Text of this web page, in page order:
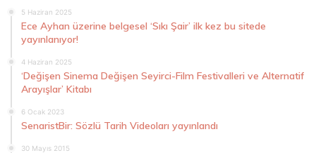
5 Haziran 2025
Ece Ayhan üzerine belgesel ‘Sıkı Şair’ ilk kez bu sitede
yayınlanıyor!
4 Haziran 2025
‘Değişen Sinema Değişen Seyirci-Film Festivalleri ve Alternatif
Arayışlar’ Kitabı
6 Ocak 2023
SenaristBir: Sözlü Tarih Videoları yayınlandı
30 Mayıs 2015